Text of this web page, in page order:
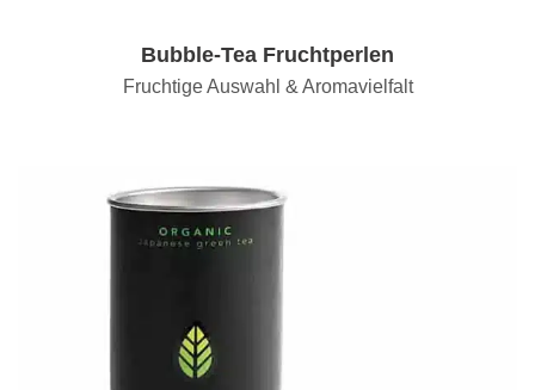
Bubble-Tea Fruchtperlen
Fruchtige Auswahl & Aromavielfalt